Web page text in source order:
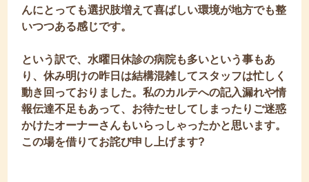
んにとっても選択肢増えて喜ばしい環境が地方でも整
いつつある感じです。
という訳で、水曜日休診の病院も多いという事もあ
り、休み明けの昨日は結構混雑してスタッフは忙しく
動き回っておりました。私のカルテへの記入漏れや情
報伝達不足もあって、お待たせしてしまったりご迷惑
かけたオーナーさんもいらっしゃったかと思います。
この場を借りてお詫び申し上げます?